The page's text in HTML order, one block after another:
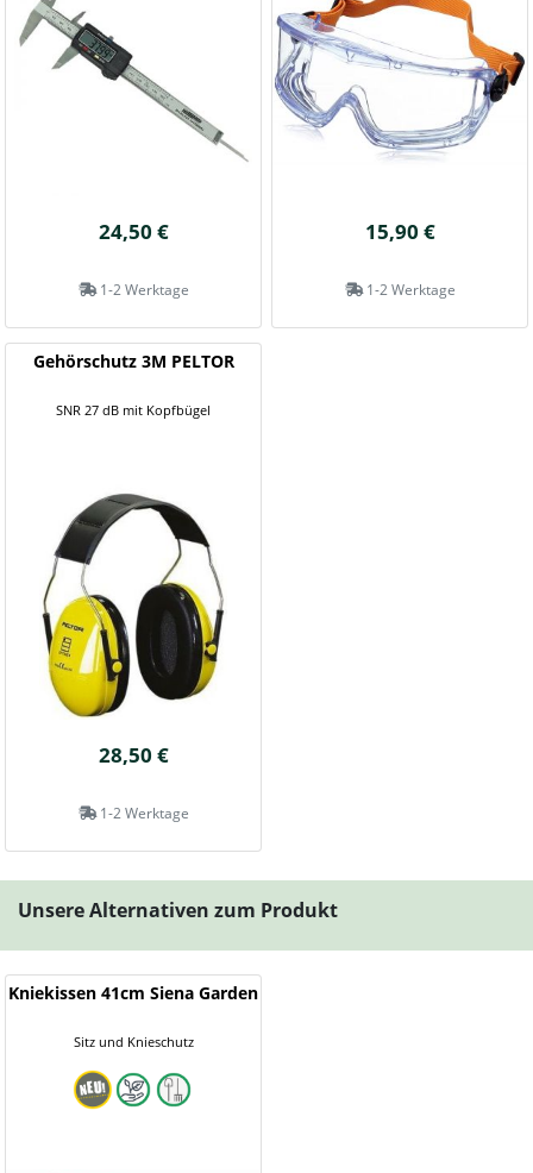
24,50 €
1-2 Werktage
15,90 €
1-2 Werktage
Gehörschutz 3M PELTOR
SNR 27 dB mit Kopfbügel
28,50 €
1-2 Werktage
Unsere Alternativen zum Produkt
Kniekissen 41cm Siena Garden
Sitz und Knieschutz